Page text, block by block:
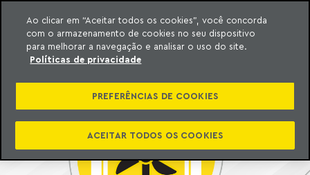
o conteúdo
Machado Meyer
Ao clicar em “Aceitar todos os cookies”, você concorda
com o armazenamento de cookies no seu dispositivo
para melhorar a navegação e analisar o uso do site.
Políticas de privacidade
PREFERÊNCIAS DE COOKIES
ACEITAR TODOS OS COOKIES